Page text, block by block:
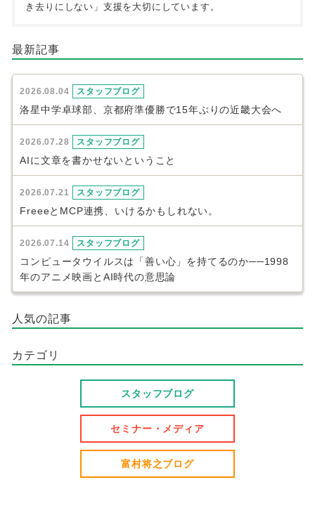
き去りにしない」支援を大切にしています。
最新記事
2026.08.04 スタッフブログ
洛星中学卓球部、京都府準優勝で15年ぶりの近畿大会へ
2026.07.28 スタッフブログ
AIに文章を書かせないということ
2026.07.21 スタッフブログ
FreeeとMCP連携、いけるかもしれない。
2026.07.14 スタッフブログ
コンピュータウイルスは「善い心」を持てるのか──1998
年のアニメ映画とAI時代の意思論
人気の記事
カテゴリ
スタッフブログ
セミナー・メディア
富村将之ブログ